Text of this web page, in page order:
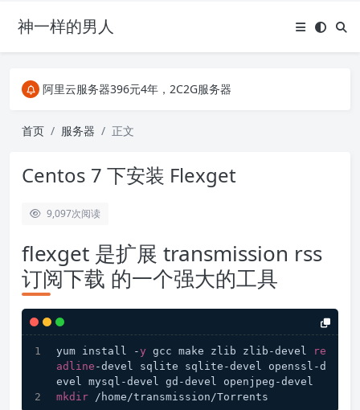
神一样的男人
阿里云服务器396元4年，2C2G服务器
关注Telegram频道有新消息第一时间推送
阿里云服务器396元4年，2C2G服务器
首页 服务器 正文
Centos 7 下安装 Flexget
9,097次阅读
flexget 是扩展 transmission rss
订阅下载 的一个强大的工具
yum install -y gcc make zlib zlib-devel
re
adline -devel sqlite sqlite-devel openssl-d
evel mysql-devel gd-devel openjpeg-devel
mkdir /home/transmission/Torrents